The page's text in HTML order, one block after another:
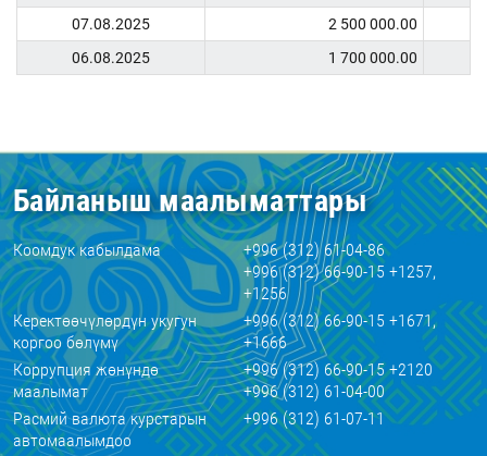
07.08.2025
2 500 000.00
06.08.2025
1 700 000.00
Байланыш маалыматтары
Коомдук кабылдама
+996 (312) 61-04-86
+996 (312) 66-90-15 +1257,
+1256
Керектөөчүлөрдүн укугун
коргоо бөлүмү
+996 (312) 66-90-15 +1671,
+1666
Коррупция жөнүндө
маалымат
+996 (312) 66-90-15 +2120
+996 (312) 61-04-00
Расмий валюта курстарын
автомаалымдоо
+996 (312) 61-07-11